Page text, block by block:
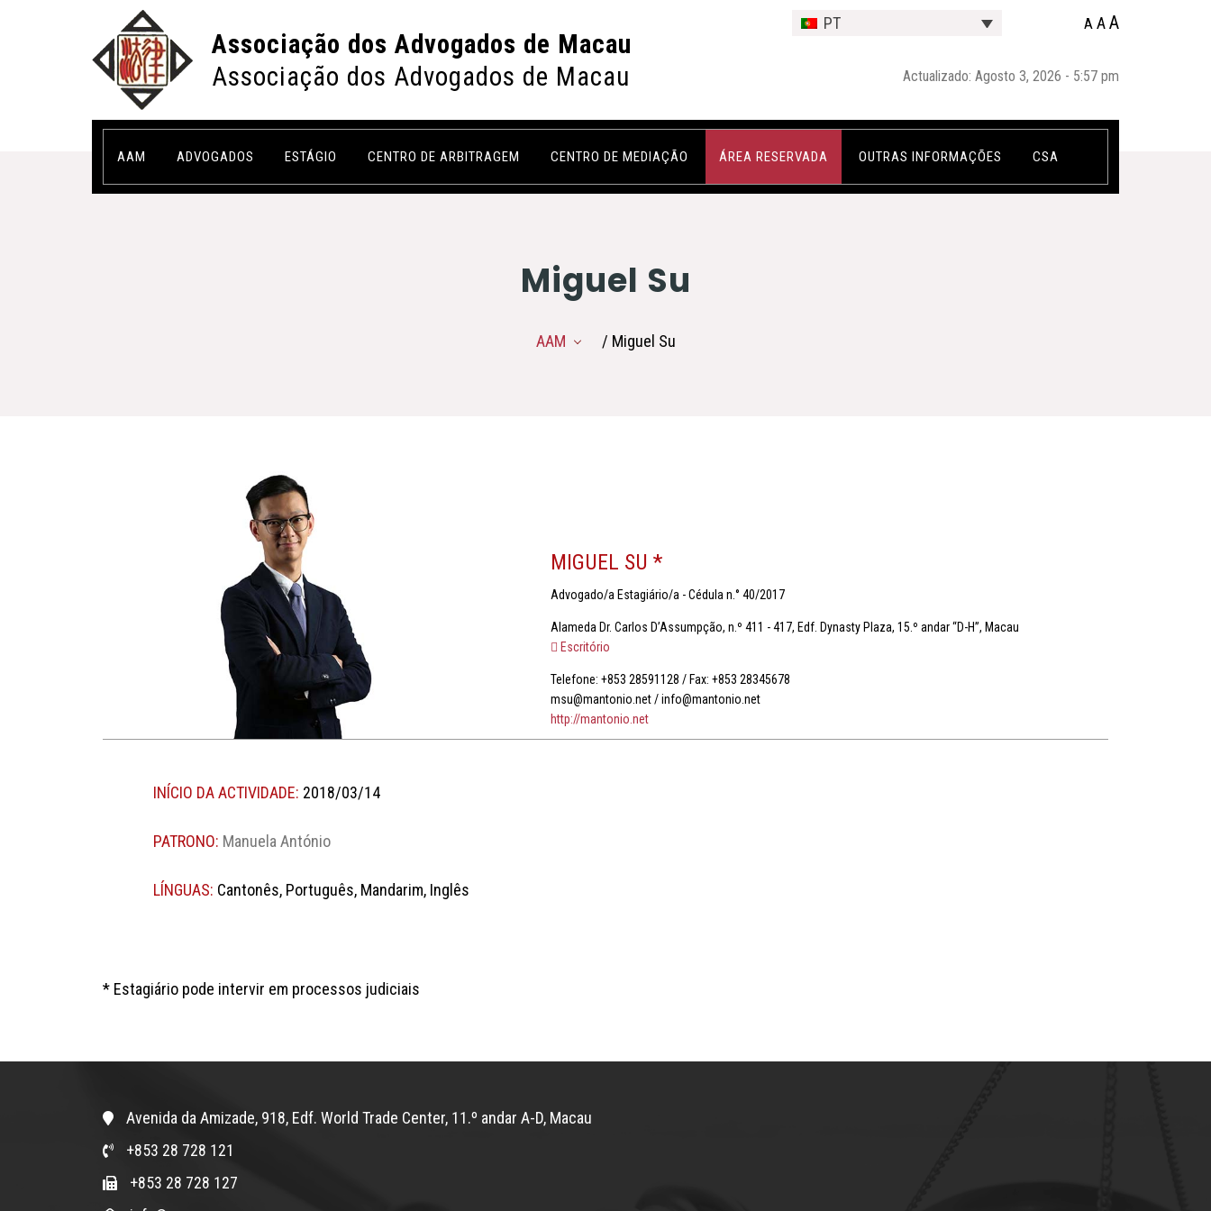
Associação dos Advogados de Macau
Associação dos Advogados de Macau
PT A AA
Actualizado: Agosto 3, 2026 - 5:57 pm
AAM ADVOGADOS ESTÁGIO CENTRO DE ARBITRAGEM CENTRO DE MEDIAÇÃO ÁREA RESERVADA OUTRAS INFORMAÇÕES CSA
Miguel Su
AAM / Miguel Su
MIGUEL SU *
Advogado/a Estagiário/a - Cédula n.° 40/2017
Alameda Dr. Carlos D’Assumpção, n.º 411 - 417, Edf. Dynasty Plaza, 15.º andar “D-H”, Macau
Escritório
Telefone: +853 28591128 / Fax: +853 28345678
msu@mantonio.net / info@mantonio.net
http://mantonio.net
INÍCIO DA ACTIVIDADE: 2018/03/14
PATRONO: Manuela António
LÍNGUAS: Cantonês, Português, Mandarim, Inglês
* Estagiário pode intervir em processos judiciais
Avenida da Amizade, 918, Edf. World Trade Center, 11.º andar A-D, Macau
+853 28 728 121
+853 28 728 127